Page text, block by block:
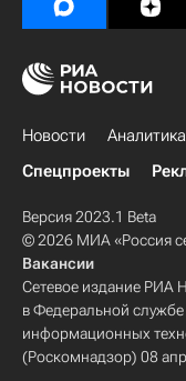
Новости Аналитика
Спецпроекты
Версия 2023.1 Beta
© 2026 МИА «Россия
Вакансии
Сетевое издание РИА
в Федеральной
информационных
(Роскомнадзор) 08